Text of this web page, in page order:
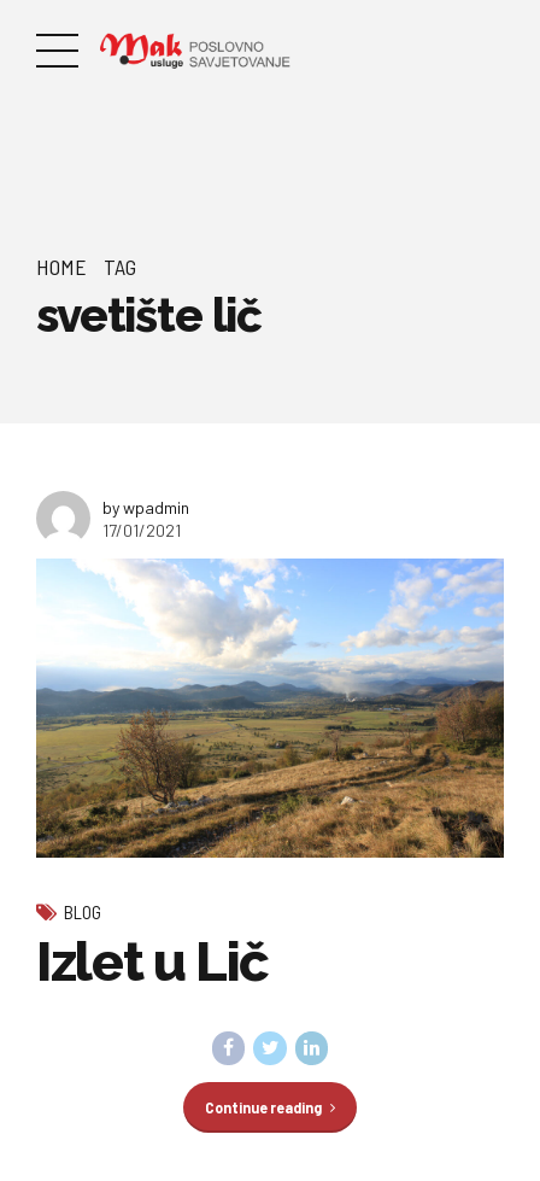
HOME TAG
svetište lič
by wpadmin
17/01/2021
BLOG
Izlet u Lič
Continue reading